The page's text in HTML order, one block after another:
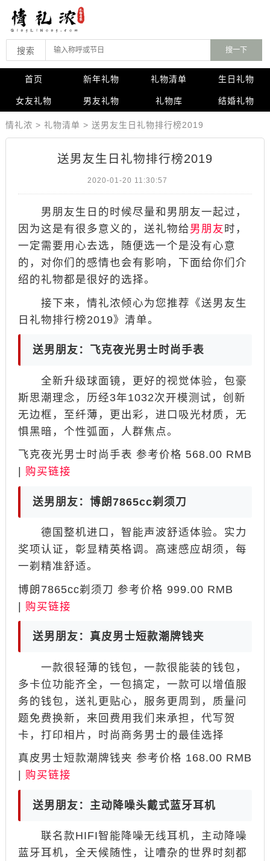
搜索
首页 新年礼物 礼物清单 生日礼物
女友礼物 男友礼物 礼物库 结婚礼物
情礼浓 > 礼物清单 > 送男友生日礼物排行榜2019
送男友生日礼物排行榜2019
2020-01-20 11:30:57
男朋友生日的时候尽量和男朋友一起过，
因为这是有很多意义的，送礼物给男朋友时，
一定需要用心去选，随便选一个是没有心意
的，对你们的感情也会有影响，下面给你们介
绍的礼物都是很好的选择。
接下来，情礼浓倾心为您推荐《送男友生
日礼物排行榜2019》清单。
送男朋友：飞克夜光男士时尚手表
全新升级球面镜，更好的视觉体验，包豪
斯思潮理念，历经3年1032次开模测试，创新
无边框，至纤薄，更出彩，进口吸光材质，无
惧黑暗，个性弧面，人群焦点。
飞克夜光男士时尚手表 参考价格 568.00 RMB
购买链接
送男朋友：博朗7865cc剃须刀
德国整机进口，智能声波舒适体验。实力
奖项认证，彰显精英格调。高速感应胡须，每
一剃精准舒适。
博朗7865cc剃须刀 参考价格 999.00 RMB
| 购买链接
送男朋友：真皮男士短款潮牌钱夹
一款很轻薄的钱包，一款很能装的钱包，
多卡位功能齐全，一包搞定，一款可以增值服
务的钱包，送礼更贴心，服务更周到，质量问
题免费换新，来回费用我们来承担，代写贺
卡，打印相片，时尚商务男士的最佳选择
真皮男士短款潮牌钱夹 参考价格 168.00 RMB
购买链接
送男朋友：主动降噪头戴式蓝牙耳机
联名款HIFI智能降噪无线耳机，主动降噪
蓝牙耳机，全天候随性，让嘈杂的世界时刻都